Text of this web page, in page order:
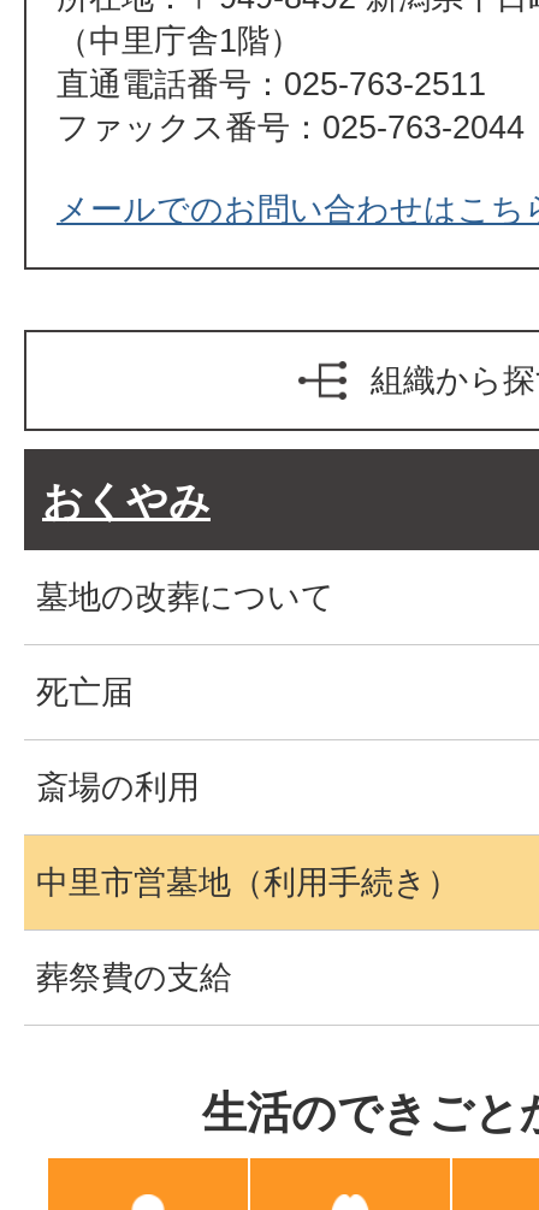
（中里庁舎1階）
直通電話番号：025-763-2511
ファックス番号：025-763-2044
メールでのお問い合わせはこち
組織から
おくやみ
墓地の改葬について
死亡届
斎場の利用
中里市営墓地（利用手続き）
葬祭費の支給
生活のできごと